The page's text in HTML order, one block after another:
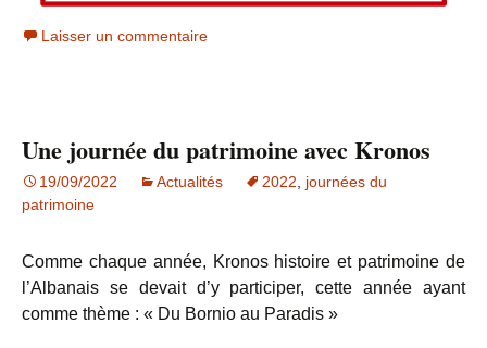
Laisser un commentaire
Une journée du patrimoine avec Kronos
19/09/2022 Actualités 2022, journées du
patrimoine
Comme chaque année, Kronos histoire et patrimoine de
l’Albanais se devait d’y participer, cette année ayant
comme thème : « Du Bornio au Paradis »